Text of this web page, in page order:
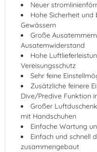
Neuer
Hohe Sicherheit
Gewässern
Große
Ausatemwiderstand
Hohe
Vereisungsschutz
Sehr feine
Zusätzliche feinere
Dive/Predive Funktion
Großer
mit Handschuhen
Einfache Wartung
Einfach und schnell
zusammengebaut